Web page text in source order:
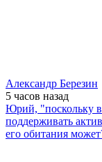
Александр Березин
5 часов назад
Юрий, "поскольку
поддерживать
его обитания